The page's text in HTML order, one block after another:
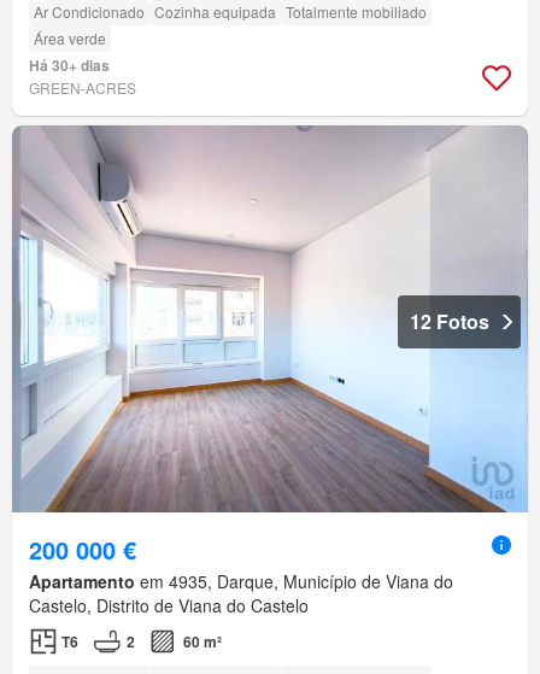
Ar Condicionado Cozinha equipada Totalmente mobiliado
Área verde
Há 30+ dias
GREEN-ACRES
12 Fotos
200 000 €
Apartamento em 4935, Darque, Município de Viana do
Castelo, Distrito de Viana do Castelo
T6 2 60 m²